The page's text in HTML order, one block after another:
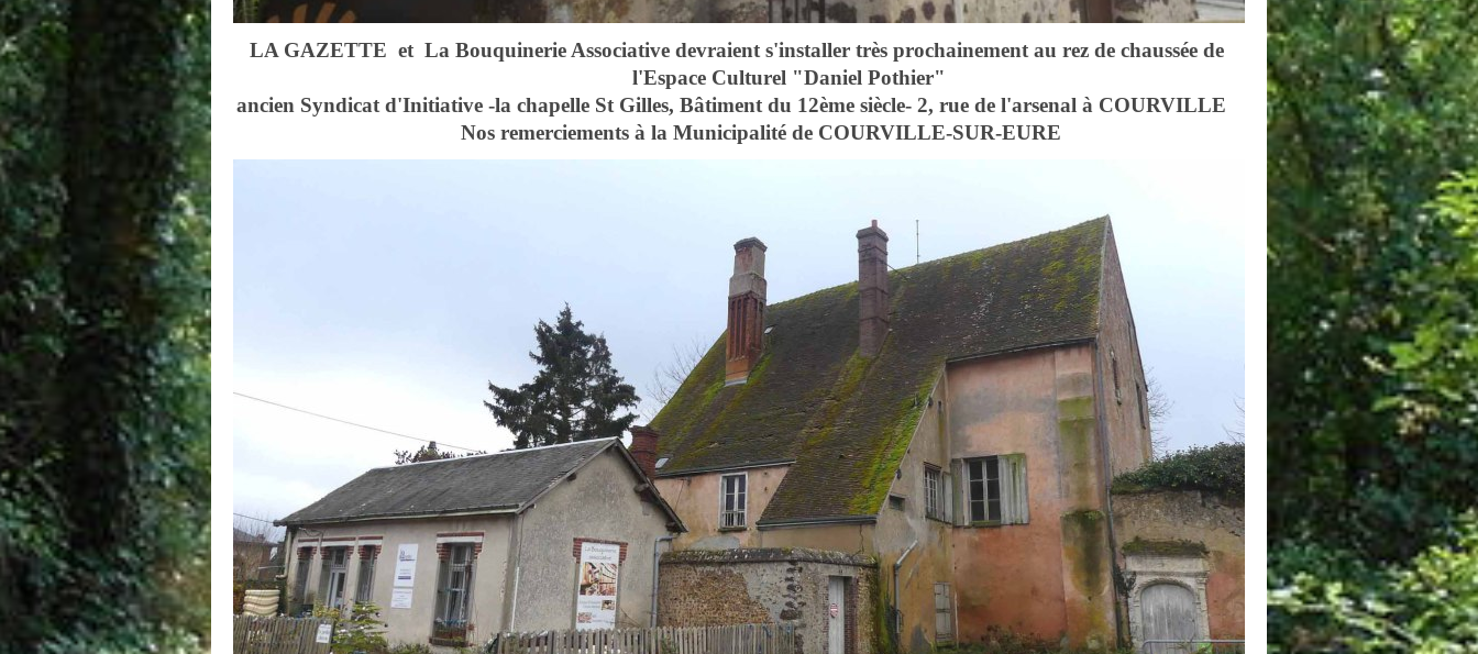
LA GAZETTE et La Bouquinerie Associative devraient s'installer très prochainement au rez de chaussée de
l'Espace Culturel "Daniel Pothier"
ancien Syndicat d'Initiative -la chapelle St Gilles, Bâtiment du 12ème siècle- 2, rue de l'arsenal à COURVILLE
Nos remerciements à la Municipalité de COURVILLE-SUR-EURE